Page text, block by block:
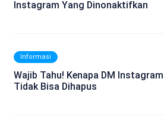
Instagram Yang Dinonaktifkan
Informasi
Wajib Tahu! Kenapa DM Instagram
Tidak Bisa Dihapus